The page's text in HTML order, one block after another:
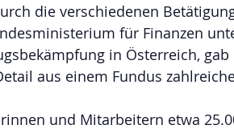
die verschiedenen
für Finanzen
in Österreich, gab
aus einem Fundus
und Mitarbeitern etwa